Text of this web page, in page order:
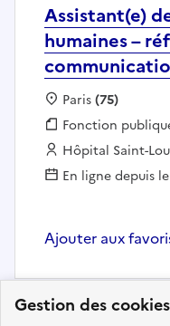
Gestion des cookies
Assistant(e)
humaines –
Localisation :
Paris(75)
Fonction
Fonction
Employeur :
Hôpital Saint-
En ligne depuis
Ajouter aux